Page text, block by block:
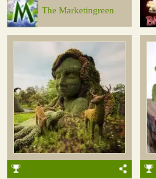
The Marketingreen